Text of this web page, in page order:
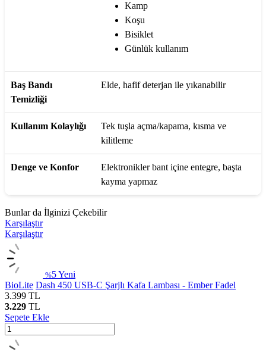
Kamp
Koşu
Bisiklet
Günlük kullanım
Baş Bandı
Temizliği
Elde, hafif deterjan ile yıkanabilir
Kullanım Kolaylığı
Tek tuşla açma/kapama, kısma ve
kilitleme
Denge ve Konfor
Elektronikler bant içine entegre, başta
kayma yapmaz
Bunlar da İlginizi Çekebilir
Karşılaştır
Karşılaştır
%5Yeni
BioLite Dash 450 USB-C Şarjlı Kafa Lambası - Ember Fadel
3.399 TL
3.229 TL
Sepete Ekle